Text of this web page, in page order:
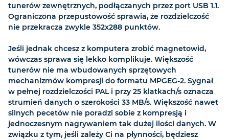
tunerów zewnętrznych, podłączanych przez port USB 1.1.
Ograniczona przepustowość sprawia, że rozdzielczość
nie przekracza zwykle 352x288 punktów.
Jeśli jednak chcesz z komputera zrobić magnetowid,
wówczas sprawa się lekko komplikuje. Większość
tunerów nie ma wbudowanych sprzętowych
mechanizmów kompresji do formatu MPGEG-2. Sygnał
w pełnej rozdzielczości PAL i przy 25 klatkach/s oznacza
strumień danych o szerokości 33 MB/s. Większość nawet
silnych pecetów nie poradzi sobie z kompresją i
jednoczesnym nagrywaniem tak dużej ilości danych. W
związku z tym, jeśli zależy Ci na płynności, będziesz